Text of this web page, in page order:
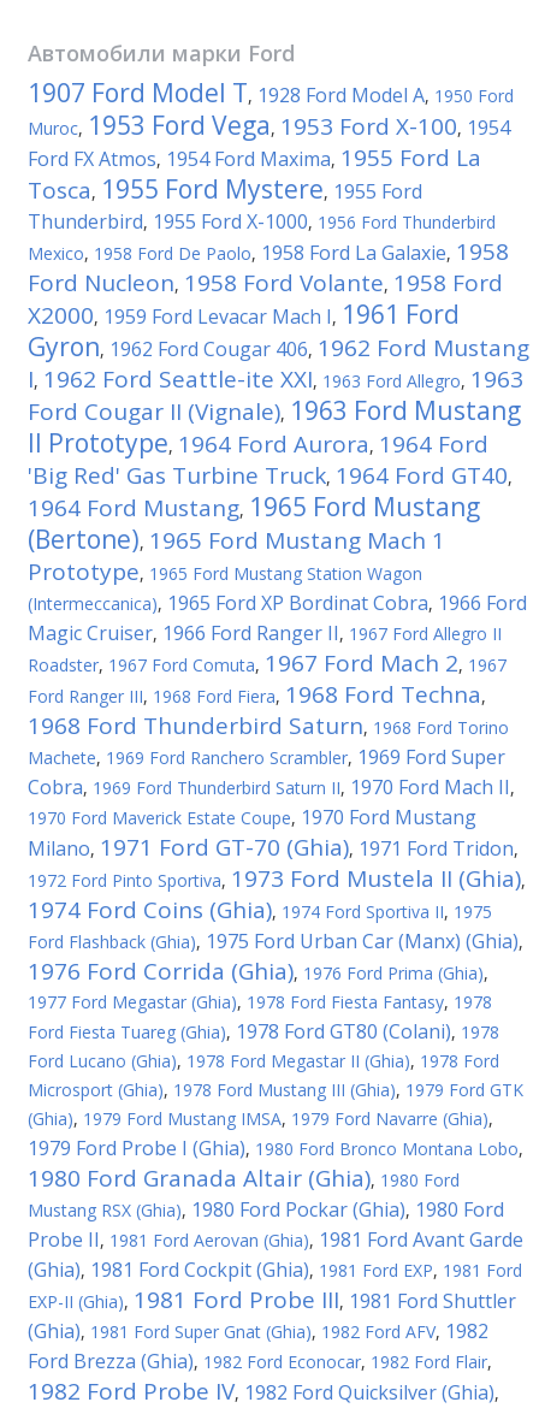
Автомобили марки Ford
1907 Ford Model T, 1928 Ford Model A, 1950 Ford
Muroc, 1953 Ford Vega, 1953 Ford X-100, 1954
Ford FX Atmos, 1954 Ford Maxima, 1955 Ford La
Tosca, 1955 Ford Mystere, 1955 Ford
Thunderbird, 1955 Ford X-1000, 1956 Ford Thunderbird
Mexico, 1958 Ford De Paolo, 1958 Ford La Galaxie, 1958
Ford Nucleon, 1958 Ford Volante, 1958 Ford
X2000, 1959 Ford Levacar Mach I, 1961 Ford
Gyron, 1962 Ford Cougar 406, 1962 Ford Mustang
I, 1962 Ford Seattle-ite XXI, 1963 Ford Allegro, 1963
Ford Cougar II (Vignale), 1963 Ford Mustang
II Prototype, 1964 Ford Aurora, 1964 Ford
'Big Red' Gas Turbine Truck, 1964 Ford GT40,
1964 Ford Mustang, 1965 Ford Mustang
(Bertone), 1965 Ford Mustang Mach 1
Prototype, 1965 Ford Mustang Station Wagon
(Intermeccanica), 1965 Ford XP Bordinat Cobra, 1966 Ford
Magic Cruiser, 1966 Ford Ranger II, 1967 Ford Allegro II
Roadster, 1967 Ford Comuta, 1967 Ford Mach 2, 1967
Ford Ranger III, 1968 Ford Fiera, 1968 Ford Techna,
1968 Ford Thunderbird Saturn, 1968 Ford Torino
Machete, 1969 Ford Ranchero Scrambler, 1969 Ford Super
Cobra, 1969 Ford Thunderbird Saturn II, 1970 Ford Mach II,
1970 Ford Maverick Estate Coupe, 1970 Ford Mustang
Milano, 1971 Ford GT-70 (Ghia), 1971 Ford Tridon,
1972 Ford Pinto Sportiva, 1973 Ford Mustela II (Ghia),
1974 Ford Coins (Ghia), 1974 Ford Sportiva II, 1975
Ford Flashback (Ghia), 1975 Ford Urban Car (Manx) (Ghia),
1976 Ford Corrida (Ghia), 1976 Ford Prima (Ghia),
1977 Ford Megastar (Ghia), 1978 Ford Fiesta Fantasy, 1978
Ford Fiesta Tuareg (Ghia), 1978 Ford GT80 (Colani), 1978
Ford Lucano (Ghia), 1978 Ford Megastar II (Ghia), 1978 Ford
Microsport (Ghia), 1978 Ford Mustang III (Ghia), 1979 Ford GTK
(Ghia), 1979 Ford Mustang IMSA, 1979 Ford Navarre (Ghia),
1979 Ford Probe I (Ghia), 1980 Ford Bronco Montana Lobo,
1980 Ford Granada Altair (Ghia), 1980 Ford
Mustang RSX (Ghia), 1980 Ford Pockar (Ghia), 1980 Ford
Probe II, 1981 Ford Aerovan (Ghia), 1981 Ford Avant Garde
(Ghia), 1981 Ford Cockpit (Ghia), 1981 Ford EXP, 1981 Ford
EXP-II (Ghia), 1981 Ford Probe III, 1981 Ford Shuttler
(Ghia), 1981 Ford Super Gnat (Ghia), 1982 Ford AFV, 1982
Ford Brezza (Ghia), 1982 Ford Econocar, 1982 Ford Flair,
1982 Ford Probe IV, 1982 Ford Quicksilver (Ghia),